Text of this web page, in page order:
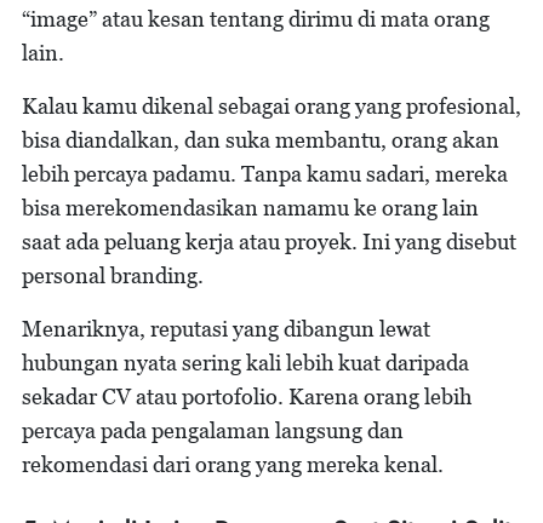
“image” atau kesan tentang dirimu di mata orang
lain.
Kalau kamu dikenal sebagai orang yang profesional,
bisa diandalkan, dan suka membantu, orang akan
lebih percaya padamu. Tanpa kamu sadari, mereka
bisa merekomendasikan namamu ke orang lain
saat ada peluang kerja atau proyek. Ini yang disebut
personal branding.
Menariknya, reputasi yang dibangun lewat
hubungan nyata sering kali lebih kuat daripada
sekadar CV atau portofolio. Karena orang lebih
percaya pada pengalaman langsung dan
rekomendasi dari orang yang mereka kenal.